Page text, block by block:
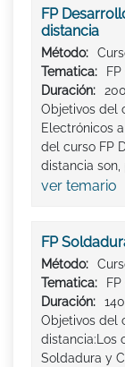
FP
distancia
Método:
Tematica:
Duración:
Objetivos del
Electrónicos
del curso FP
distancia
ver temario
FP
Método:
Tematica:
Duración:
Objetivos del
distancia:Los
Soldadura y